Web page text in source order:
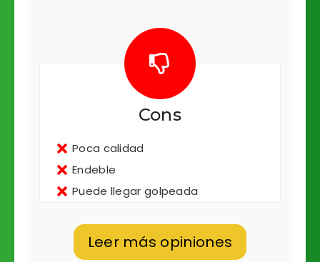
Cons
Poca calidad
Endeble
Puede llegar golpeada
Leer más opiniones